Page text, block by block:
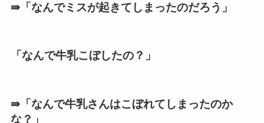
⇛「なんでミスが起きてしまったのだろう」
「なんで牛乳こぼしたの？」
⇛「なんで牛乳さんはこぼれてしまったのか
な？」